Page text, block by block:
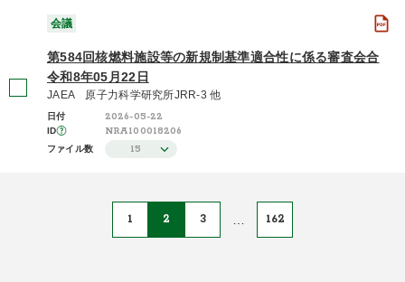
会議
第584回核燃料施設等の新規制基準適合性に係る審査会合
令和8年05月22日
JAEA 原子力科学研究所JRR-3 他
日付 2026-05-22
ID NRA100018206
ファイル数 15
1 2 3 162